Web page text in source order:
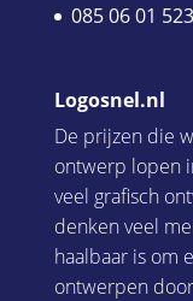
085 06 01 523
Logosnel.nl
De prijzen die
ontwerp lopen
veel grafisch
denken veel
haalbaar is om
ontwerpen